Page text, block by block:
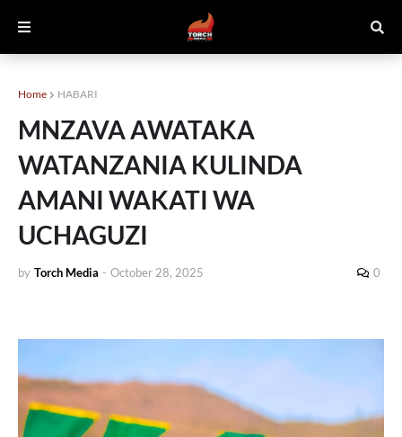
Home HABARI
MNZAVA AWATAKA
WATANZANIA KULINDA
AMANI WAKATI WA
UCHAGUZI
by Torch Media - October 28, 2025 0